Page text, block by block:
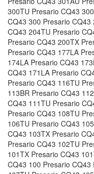
300TU Presario CQ43
CQ43 300 Presario
CQ43 204TU Presario
Presario CQ43 200TX
Presario CQ43 177LA
174LA Presario CQ43
CQ43 171LA Presario
Presario CQ43 116TU
113BR Presario CQ43
CQ43 111TU Presario
Presario CQ43 108TU
106TU Presario CQ43
CQ43 103TX Presario
Presario CQ43 102TU
101TX Presario CQ43
CQ43 100 Presario